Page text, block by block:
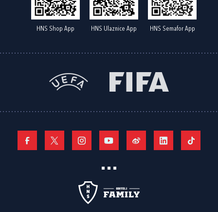
HNS Shop App HNS Ulaznice App HNS Semafor App